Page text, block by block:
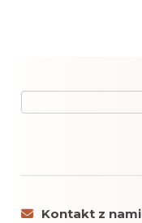
Kontakt z nami